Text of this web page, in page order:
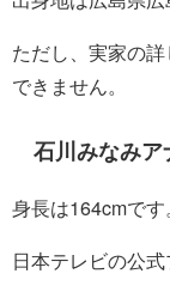
ただし、実家の
できません。
石川みなみア
身長は164cmです。
日本テレビの公式